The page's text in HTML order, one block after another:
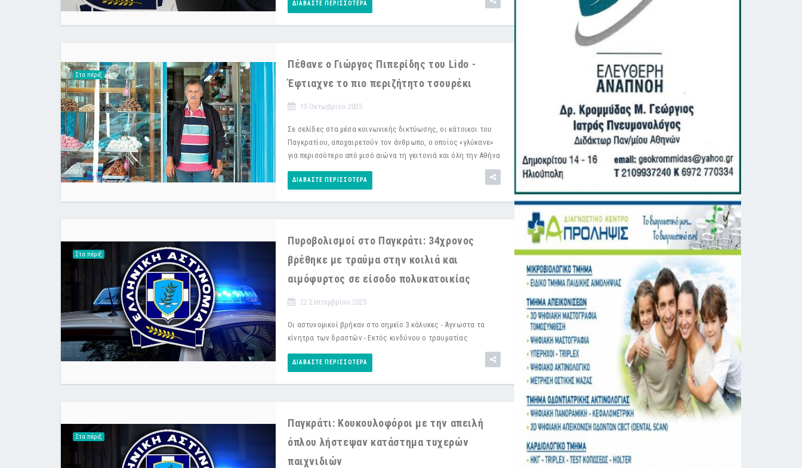
ΔΙΑΒΆΣΤΕ ΠΕΡΙΣΣΌΤΕΡΑ
Στα πέριξ
Πέθανε ο Γιώργος Πιπερίδης του Lido -
Έφτιαχνε το πιο περιζήτητο τσουρέκι
15 Οκτωβρίου 2025
Σε σελίδες στα μέσα κοινωνικής δικτύωσης, οι κάτοικοι του
Παγκρατίου, αποχαιρετούν τον άνθρωπο, ο οποίος «γλύκανε»
για περισσότερο από μισό αιώνα τη γειτονιά και όλη την Αθήνα
ΔΙΑΒΆΣΤΕ ΠΕΡΙΣΣΌΤΕΡΑ
Στα πέριξ
Πυροβολισμοί στο Παγκράτι: 34χρονος
βρέθηκε με τραύμα στην κοιλιά και
αιμόφυρτος σε είσοδο πολυκατοικίας
22 Σεπτεμβρίου 2025
Οι αστυνομικοί βρήκαν στο σημείο 3 κάλυκες - Άγνωστα τα
κίνητρα των δραστών - Εκτός κινδύνου ο τραυματίας
ΔΙΑΒΆΣΤΕ ΠΕΡΙΣΣΌΤΕΡΑ
Στα πέριξ
Παγκράτι: Κουκουλοφόροι με την απειλή
όπλου λήστεψαν κατάστημα τυχερών
παιχνιδιών